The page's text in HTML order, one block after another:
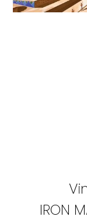
IRON